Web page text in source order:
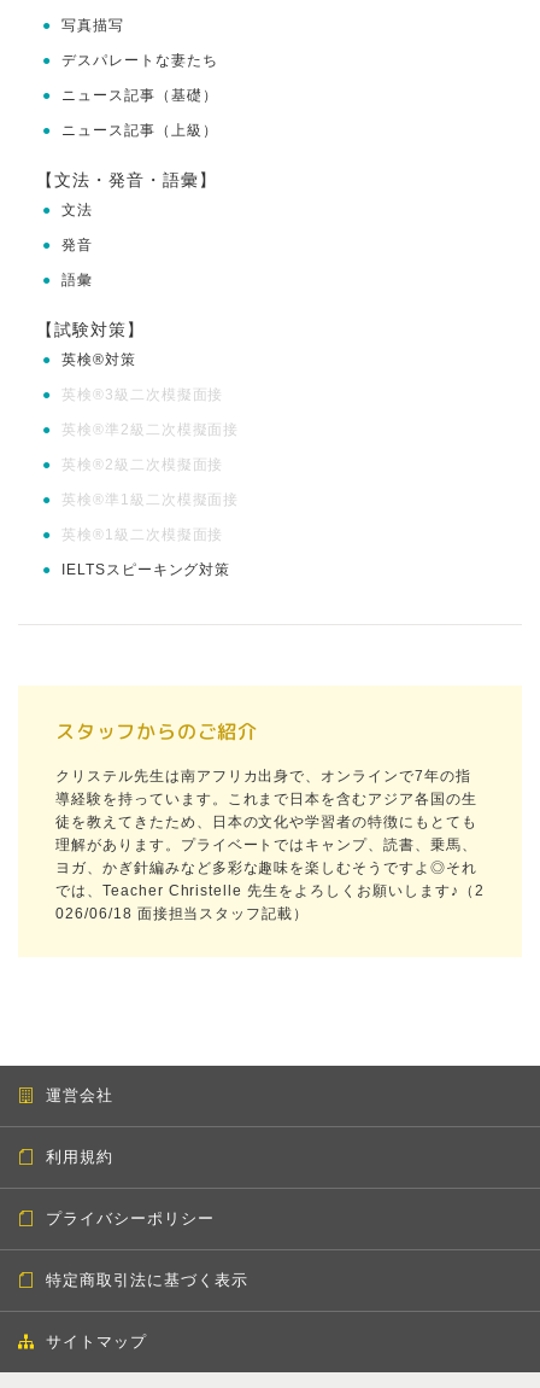
● 写真描写
● デスパレートな妻たち
● ニュース記事（基礎）
● ニュース記事（上級）
【文法・発音・語彙】
● 文法
● 発音
● 語彙
【試験対策】
● 英検®対策
● 英検®3級二次模擬面接
● 英検®準2級二次模擬面接
● 英検®2級二次模擬面接
● 英検®準1級二次模擬面接
● 英検®1級二次模擬面接
● IELTSスピーキング対策
スタッフからのご紹介
クリステル先生は南アフリカ出身で、オンラインで7年の指
導経験を持っています。これまで日本を含むアジア各国の生
徒を教えてきたため、日本の文化や学習者の特徴にもとても
理解があります。プライベートではキャンプ、読書、乗馬、
ヨガ、かぎ針編みなど多彩な趣味を楽しむそうですよ◎それ
では、Teacher Christelle 先生をよろしくお願いします♪（2
026/06/18 面接担当スタッフ記載）
運営会社
利用規約
プライバシーポリシー
特定商取引法に基づく表示
サイトマップ